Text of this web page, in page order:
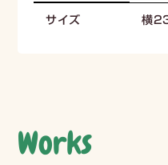
サイズ
横
Works